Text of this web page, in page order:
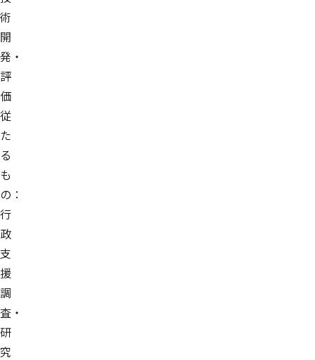
術
開
発・
評
価
従
た
る
も
の：
行
政
支
援
調
査・
研
究